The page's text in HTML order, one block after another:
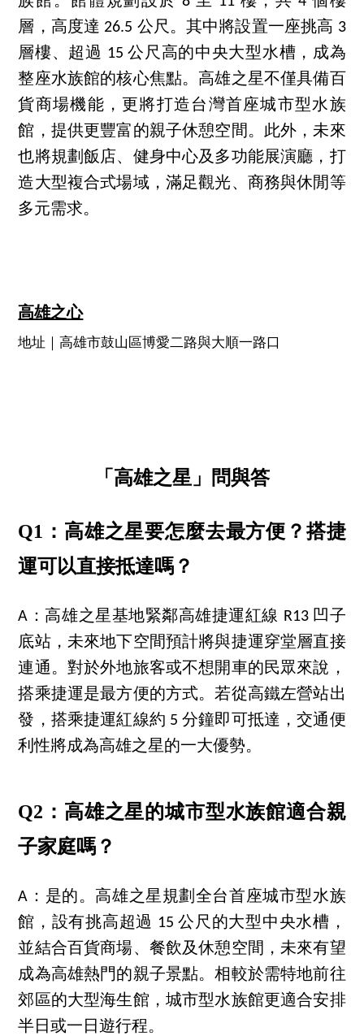
層，高度達 26.5 公尺。其中將設置一座挑高 3
層樓、超過 15 公尺高的中央大型水槽，成為
整座水族館的核心焦點。高雄之星不僅具備百
貨商場機能，更將打造台灣首座城市型水族
館，提供更豐富的親子休憩空間。此外，未來
也將規劃飯店、健身中心及多功能展演廳，打
造大型複合式場域，滿足觀光、商務與休閒等
多元需求。
高雄之心
地址｜高雄市鼓山區博愛二路與大順一路口
「高雄之星」問與答
Q1：高雄之星要怎麼去最方便？搭捷
運可以直接抵達嗎？
A：高雄之星基地緊鄰高雄捷運紅線 R13 凹子
底站，未來地下空間預計將與捷運穿堂層直接
連通。對於外地旅客或不想開車的民眾來說，
搭乘捷運是最方便的方式。若從高鐵左營站出
發，搭乘捷運紅線約 5 分鐘即可抵達，交通便
利性將成為高雄之星的一大優勢。
Q2：高雄之星的城市型水族館適合親
子家庭嗎？
A：是的。高雄之星規劃全台首座城市型水族
館，設有挑高超過 15 公尺的大型中央水槽，
並結合百貨商場、餐飲及休憩空間，未來有望
成為高雄熱門的親子景點。相較於需特地前往
郊區的大型海生館，城市型水族館更適合安排
半日或一日遊行程。